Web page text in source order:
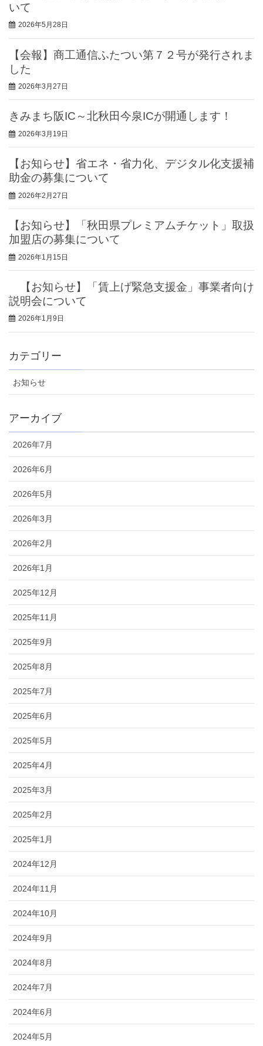
いて
2026年5月28日
【会報】商工通信ふたつい第７２号が発行されま
した
2026年3月27日
きみまち阪IC～北秋田今泉ICが開通します！
2026年3月19日
【お知らせ】省エネ・省力化、デジタル化支援補
助金の募集について
2026年2月27日
【お知らせ】「秋田県プレミアムチケット」取扱
加盟店の募集について
2026年1月15日
【お知らせ】「賃上げ緊急支援金」事業者向け
説明会について
2026年1月9日
カテゴリー
お知らせ
アーカイブ
2026年7月
2026年6月
2026年5月
2026年3月
2026年2月
2026年1月
2025年12月
2025年11月
2025年9月
2025年8月
2025年7月
2025年6月
2025年5月
2025年4月
2025年3月
2025年2月
2025年1月
2024年12月
2024年11月
2024年10月
2024年9月
2024年8月
2024年7月
2024年6月
2024年5月